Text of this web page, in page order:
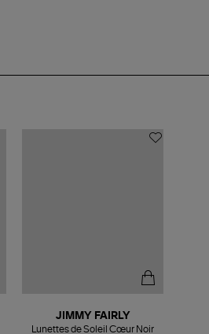
JIMMY FAIRLY
Lunettes de Soleil Cœur Noir